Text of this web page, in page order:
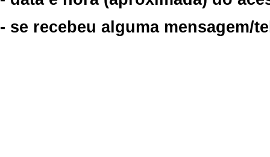
- se recebeu alguma mensagem/